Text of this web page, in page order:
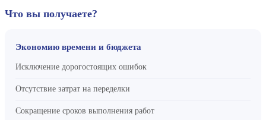
Что вы получаете?
Экономию времени и бюджета
Исключение дорогостоящих ошибок
Отсутствие затрат на переделки
Сокращение сроков выполнения работ